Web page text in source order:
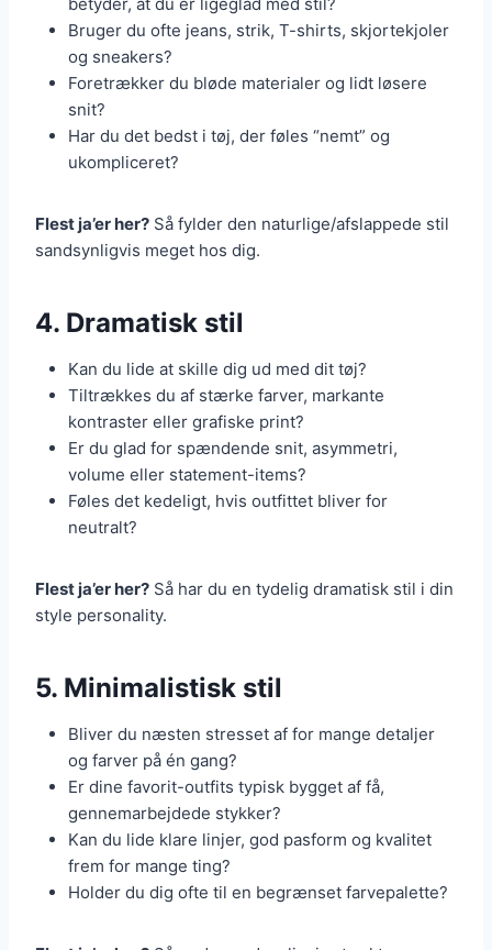
betyder, at du er ligeglad med stil?
Bruger du ofte jeans, strik, T-shirts, skjortekjoler
og sneakers?
Foretrækker du bløde materialer og lidt løsere
snit?
Har du det bedst i tøj, der føles “nemt” og
ukompliceret?
Flest ja’er her? Så fylder den naturlige/afslappede stil
sandsynligvis meget hos dig.
4. Dramatisk stil
Kan du lide at skille dig ud med dit tøj?
Tiltrækkes du af stærke farver, markante
kontraster eller grafiske print?
Er du glad for spændende snit, asymmetri,
volume eller statement-items?
Føles det kedeligt, hvis outfittet bliver for
neutralt?
Flest ja’er her? Så har du en tydelig dramatisk stil i din
style personality.
5. Minimalistisk stil
Bliver du næsten stresset af for mange detaljer
og farver på én gang?
Er dine favorit-outfits typisk bygget af få,
gennemarbejdede stykker?
Kan du lide klare linjer, god pasform og kvalitet
frem for mange ting?
Holder du dig ofte til en begrænset farvepalette?